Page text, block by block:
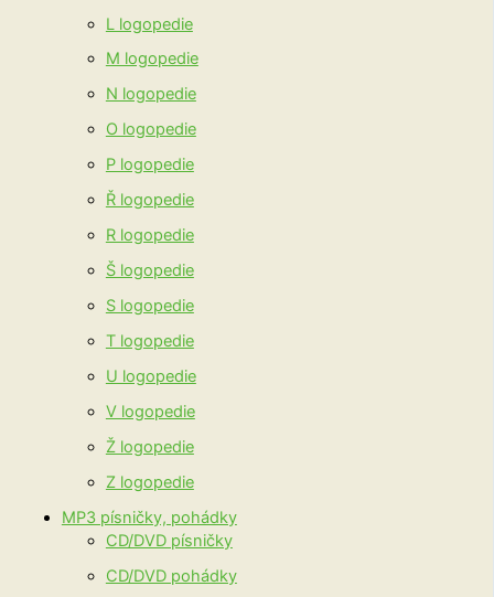
L logopedie
M logopedie
N logopedie
O logopedie
P logopedie
Ř logopedie
R logopedie
Š logopedie
S logopedie
T logopedie
U logopedie
V logopedie
Ž logopedie
Z logopedie
MP3 písničky, pohádky
CD/DVD písničky
CD/DVD pohádky